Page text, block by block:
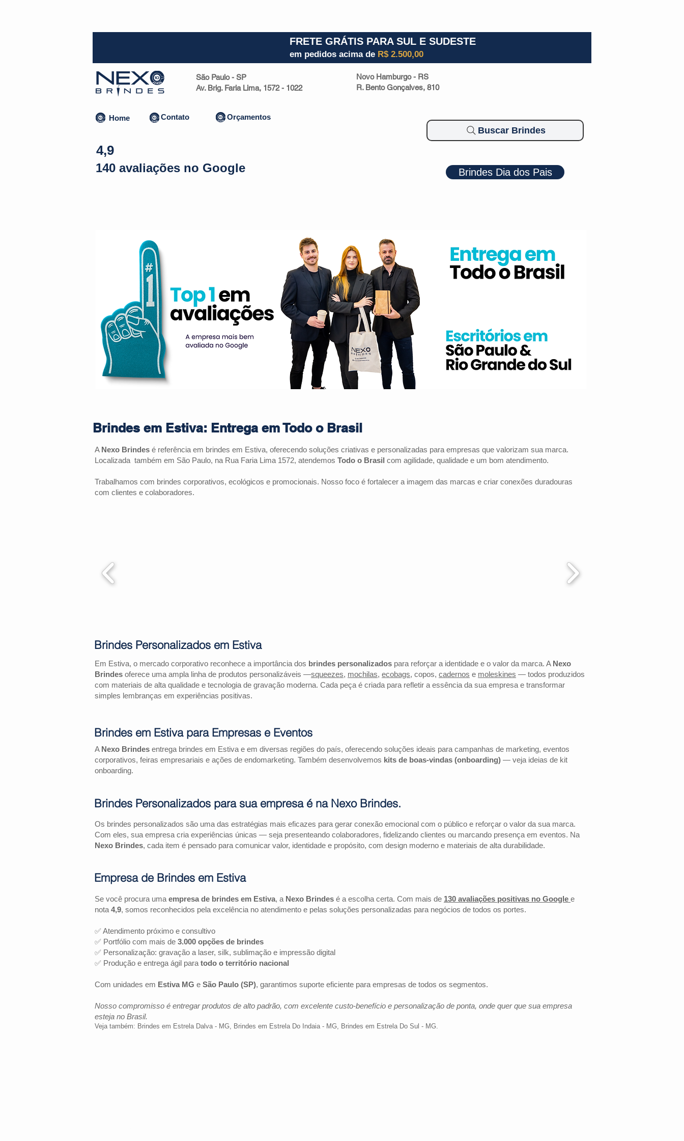
FRETE GRÁTIS PARA SUL E SUDESTE
em pedidos acima de R$ 2.500,00
São Paulo - SP
Av. Brig. Faria Lima, 1572 - 1022
Novo Hamburgo - RS
R. Bento Gonçalves, 810
Home Contato Orçamentos
4,9
140 avaliações no Google
Buscar Brindes
Brindes Dia dos Pais
Brindes em Estiva: Entrega em Todo o Brasil
A Nexo Brindes é referência em brindes em Estiva, oferecendo soluções criativas e personalizadas para empresas que valorizam sua marca.
Localizada também em São Paulo, na Rua Faria Lima 1572, atendemos Todo o Brasil com agilidade, qualidade e um bom atendimento.
Trabalhamos com brindes corporativos, ecológicos e promocionais. Nosso foco é fortalecer a imagem das marcas e criar conexões duradouras
com clientes e colaboradores.
Em Estiva, o mercado corporativo reconhece a importância dos brindes personalizados para reforçar a identidade e o valor da marca. A Nexo
Brindes oferece uma ampla linha de produtos personalizáveis —squeezes, mochilas, ecobags, copos, cadernos e moleskines — todos produzidos
com materiais de alta qualidade e tecnologia de gravação moderna. Cada peça é criada para refletir a essência da sua empresa e transformar
simples lembranças em experiências positivas.
A Nexo Brindes entrega brindes em Estiva e em diversas regiões do país, oferecendo soluções ideais para campanhas de marketing, eventos
corporativos, feiras empresariais e ações de endomarketing. Também desenvolvemos kits de boas-vindas (onboarding) — veja ideias de kit
onboarding.
Os brindes personalizados são uma das estratégias mais eficazes para gerar conexão emocional com o público e reforçar o valor da sua marca.
Com eles, sua empresa cria experiências únicas — seja presenteando colaboradores, fidelizando clientes ou marcando presença em eventos. Na
Nexo Brindes, cada item é pensado para comunicar valor, identidade e propósito, com design moderno e materiais de alta durabilidade.
Se você procura uma empresa de brindes em Estiva, a Nexo Brindes é a escolha certa. Com mais de 130 avaliações positivas no Google e
nota 4,9, somos reconhecidos pela excelência no atendimento e pelas soluções personalizadas para negócios de todos os portes.
✅ Atendimento próximo e consultivo
✅ Portfólio com mais de 3.000 opções de brindes
✅ Personalização: gravação a laser, silk, sublimação e impressão digital
✅ Produção e entrega ágil para todo o território nacional
Com unidades em Estiva MG e São Paulo (SP), garantimos suporte eficiente para empresas de todos os segmentos.
Nosso compromisso é entregar produtos de alto padrão, com excelente custo-benefício e personalização de ponta, onde quer que sua empresa
esteja no Brasil.
Veja também: Brindes em Estrela Dalva - MG, Brindes em Estrela Do Indaia - MG, Brindes em Estrela Do Sul - MG.
Brindes Personalizados em Estiva
Brindes em Estiva para Empresas e Eventos
Brindes Personalizados para sua empresa é na Nexo Brindes.
Empresa de Brindes em Estiva